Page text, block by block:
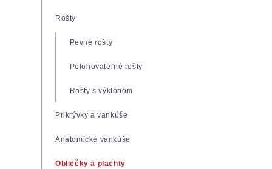
Pružinové matrace
Latexové matrace
Detské matrace
Zdravotné matrace
Matrace Super Fox
Matrace Spirit Superior
Matrace Tropico Guard
Rošty
Pevné rošty
Polohovateľné rošty
Rošty s výklopom
Prikrývky a vankúše
Anatomické vankúše
Obliečky a plachty